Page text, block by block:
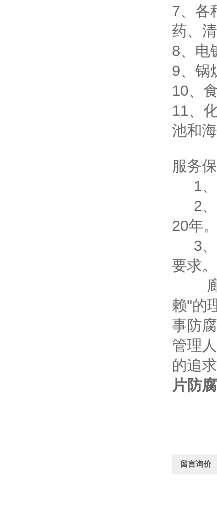
7、各
药、
8、电
9、锅
10、
11、
池和
服务
1、
2、
20年
3、
要求。
廊坊
赖"的
事防
管理
的追
片防
留言询价